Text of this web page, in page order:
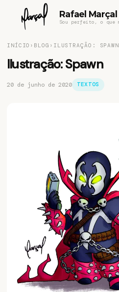
Rafael Marçal
INÍCIO › BLOG › ILUSTRAÇÃO: SPAWN
Ilustração: Spawn
20 de junho de 2020 TEXTOS